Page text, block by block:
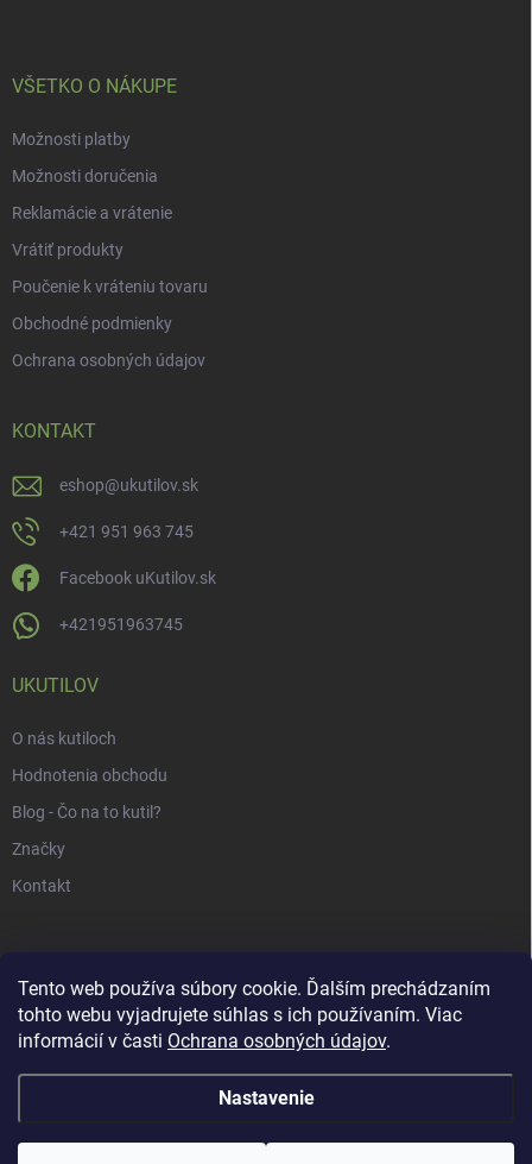
Tento web používa súbory cookie. Ďalším prechádzaním
tohto webu vyjadrujete súhlas s ich používaním. Viac
informácií v časti Ochrana osobných údajov.
Nastavenie
VŠETKO O NÁKUPE
Možnosti platby
Možnosti doručenia
Reklamácie a vrátenie
Vrátiť produkty
Poučenie k vráteniu tovaru
Obchodné podmienky
Ochrana osobných údajov
KONTAKT
eshop@ukutilov.sk
+421 951 963 745
Facebook uKutilov.sk
+421951963745
UKUTILOV
O nás kutiloch
Hodnotenia obchodu
Blog - Čo na to kutil?
Značky
Kontakt